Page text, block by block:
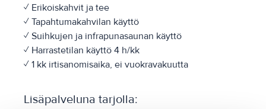
✓ Erikoiskahvit ja tee
✓ Tapahtumakahvilan käyttö
✓ Suihkujen ja infrapunasaunan käyttö
✓ Harrastetilan käyttö 4 h/kk
✓ 1 kk irtisanomisaika, ei vuokravakuutta
Lisäpalveluna tarjolla: